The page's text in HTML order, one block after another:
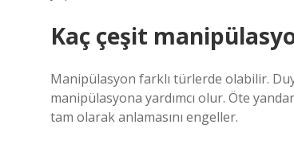
Kaç çeşit
Manipülasyon farklı türlerde olabilir.
manipülasyona yardımcı olur. Öte
tam olarak anlamasını engeller.